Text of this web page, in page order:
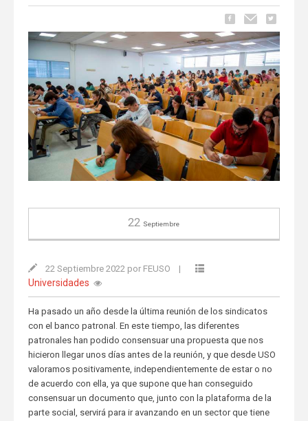
22 Septiembre
22 Septiembre 2022 por FEUSO |
Universidades
Ha pasado un año desde la última reunión de los sindicatos
con el banco patronal. En este tiempo, las diferentes
patronales han podido consensuar una propuesta que nos
hicieron llegar unos días antes de la reunión, y que desde USO
valoramos positivamente, independientemente de estar o no
de acuerdo con ella, ya que supone que han conseguido
consensuar un documento que, junto con la plataforma de la
parte social, servirá para ir avanzando en un sector que tiene